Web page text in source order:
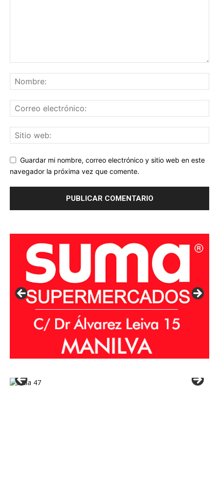
Guardar mi nombre, correo electrónico y sitio web en este
navegador la próxima vez que comente.